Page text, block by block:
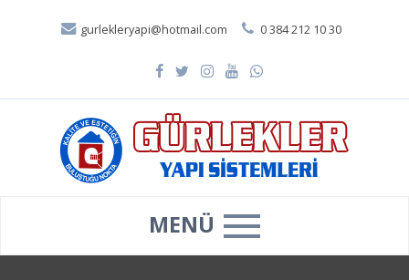
gurlekleryapi@hotmail.com 0 384 212 10 30
MENÜ